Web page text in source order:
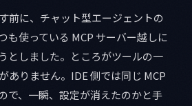
前に、チャット型エージェントの
も使っている MCP サーバー越しに
としました。ところがツールの一
ありません。IDE 側では同じ MCP
で、一瞬、設定が消えたのかと手